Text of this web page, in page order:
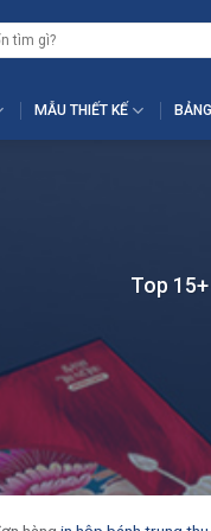
MẪU THIẾT KẾ
Top